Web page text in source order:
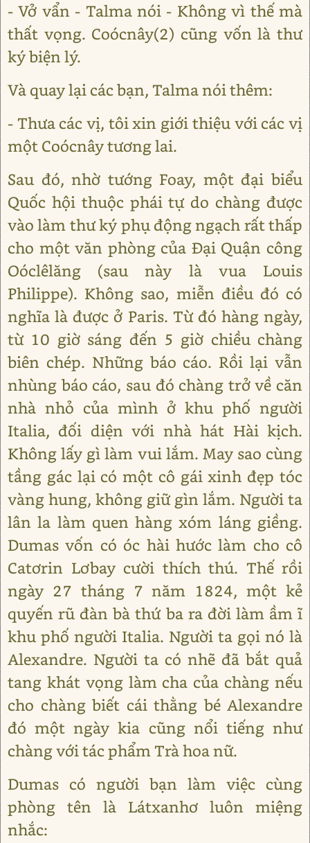
- Vở vẩn - Talma nói - Không vì thế mà
thất vọng. Coócnây(2) cũng vốn là thư
ký biện lý.
Và quay lại các bạn, Talma nói thêm:
- Thưa các vị, tôi xin giới thiệu với các vị
một Coócnây tương lai.
Sau đó, nhờ tướng Foay, một đại biểu
Quốc hội thuộc phái tự do chàng được
vào làm thư ký phụ động ngạch rất thấp
cho một văn phòng của Đại Quận công
Oóclêlăng (sau này là vua Louis
Philippe). Không sao, miễn điều đó có
nghĩa là được ở Paris. Từ đó hàng ngày,
từ 10 giờ sáng đến 5 giờ chiều chàng
biên chép. Những báo cáo. Rồi lại vẫn
nhùng báo cáo, sau đó chàng trở về căn
nhà nhỏ của mình ở khu phố người
Italia, đối diện với nhà hát Hài kịch.
Không lấy gì làm vui lắm. May sao cùng
tầng gác lại có một cô gái xinh đẹp tóc
vàng hung, không giữ gìn lắm. Người ta
lân la làm quen hàng xóm láng giềng.
Dumas vốn có óc hài hước làm cho cô
Catơrin Lơbay cười thích thú. Thế rồi
ngày 27 tháng 7 năm 1824, một kẻ
quyến rũ đàn bà thứ ba ra đời làm ầm ĩ
khu phố người Italia. Người ta gọi nó là
Alexandre. Người ta có nhẽ đã bắt quả
tang khát vọng làm cha của chàng nếu
cho chàng biết cái thằng bé Alexandre
đó một ngày kia cũng nổi tiếng như
chàng với tác phẩm Trà hoa nữ.
Dumas có người bạn làm việc cùng
phòng tên là Látxanhơ luôn miệng
nhắc: